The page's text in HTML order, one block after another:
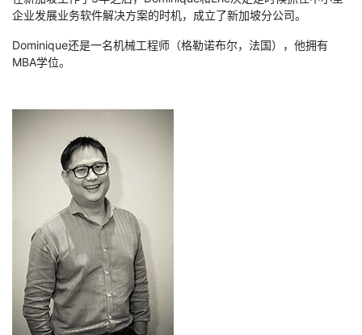
企业发展业务软件解决方案的时机，成立了新加坡分公司。
Dominique还是一名机械工程师（格勒诺布尔，法国），他拥有
MBA学位。